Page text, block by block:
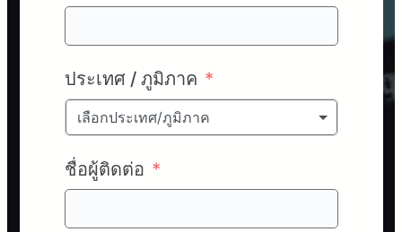
ประเทศ / ภูมิภาค
เลือกประเทศ/ภูมิภาค
ชื่อผู้ติดต่อ